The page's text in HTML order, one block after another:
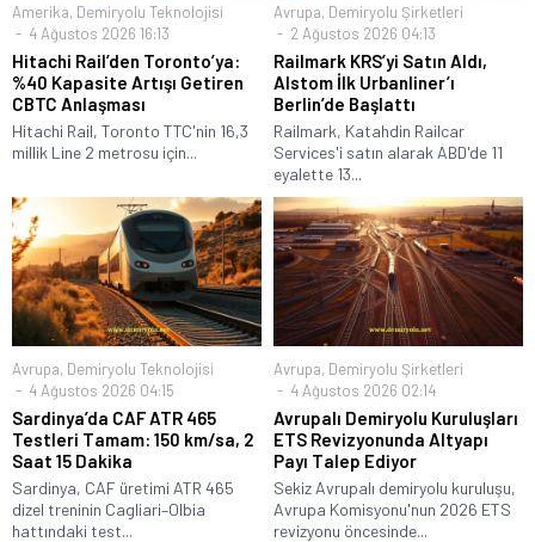
Amerika, Demiryolu Teknolojisi
4 Ağustos 2026 16:13
Hitachi Rail’den Toronto’ya:
%40 Kapasite Artışı Getiren
CBTC Anlaşması
Hitachi Rail, Toronto TTC'nin 16,3
millik Line 2 metrosu için...
Avrupa, Demiryolu Şirketleri
2 Ağustos 2026 04:13
Railmark KRS’yi Satın Aldı,
Alstom İlk Urbanliner’ı
Berlin’de Başlattı
Railmark, Katahdin Railcar
Services'i satın alarak ABD'de 11
eyalette 13...
Avrupa, Demiryolu Teknolojisi
4 Ağustos 2026 04:15
Sardinya’da CAF ATR 465
Testleri Tamam: 150 km/sa, 2
Saat 15 Dakika
Sardinya, CAF üretimi ATR 465
dizel treninin Cagliari–Olbia
hattındaki test...
Avrupa, Demiryolu Şirketleri
4 Ağustos 2026 02:14
Avrupalı Demiryolu Kuruluşları
ETS Revizyonunda Altyapı
Payı Talep Ediyor
Sekiz Avrupalı demiryolu kuruluşu,
Avrupa Komisyonu'nun 2026 ETS
revizyonu öncesinde...